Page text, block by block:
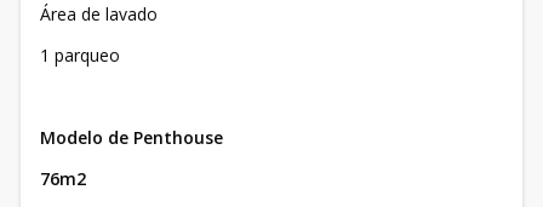
Área de lavado
1 parqueo
Modelo de Penthouse
76m2